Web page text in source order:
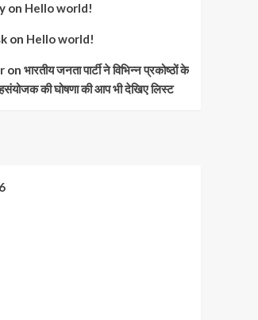
on Hello world!
on Hello world!
on भारतीय जनता पार्टी ने विभिन्न प्रकोष्ठों के
की घोषणा की आप भी देखिए लिस्ट